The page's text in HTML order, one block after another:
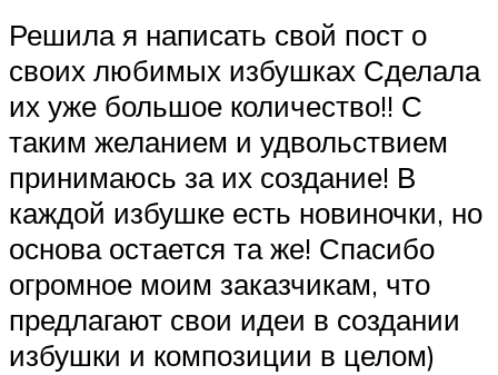
Решила я написать свой пост о
своих любимых избушках Сделала
их уже большое количество!! С
таким желанием и удвольствием
принимаюсь за их создание! В
каждой избушке есть новиночки, но
основа остается та же! Спасибо
огромное моим заказчикам, что
предлагают свои идеи в создании
избушки и композиции в целом)